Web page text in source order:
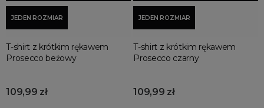
JEDEN ROZMIAR
T-shirt z krótkim rękawem
Prosecco beżowy
109,99 zł
JEDEN ROZMIAR
T-shirt z krótkim rękawem
Prosecco czarny
109,99 zł